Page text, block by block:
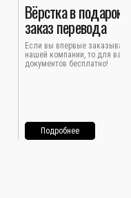
Вёрстка в подарок
заказ перевода
Если вы впервые
нашей компании, то для вас
документов бесплатно!
Подробнее